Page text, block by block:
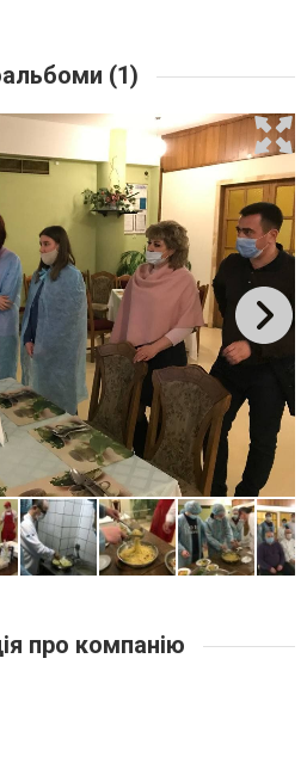
(1)
про компанію